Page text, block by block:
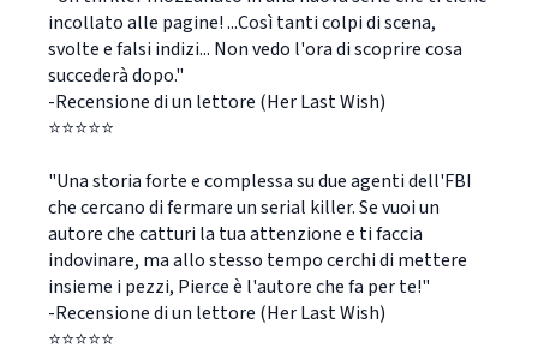
incollato alle pagine! ...Così tanti colpi di scena,
svolte e falsi indizi... Non vedo l'ora di scoprire cosa
succederà dopo."
-Recensione di un lettore (Her Last Wish)
⭐⭐⭐⭐⭐
"Una storia forte e complessa su due agenti dell'FBI
che cercano di fermare un serial killer. Se vuoi un
autore che catturi la tua attenzione e ti faccia
indovinare, ma allo stesso tempo cerchi di mettere
insieme i pezzi, Pierce è l'autore che fa per te!"
-Recensione di un lettore (Her Last Wish)
⭐⭐⭐⭐⭐